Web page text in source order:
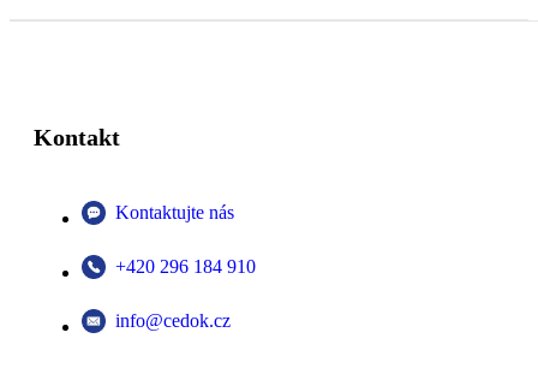
Kontakt
Kontaktujte nás
+420 296 184 910
info@cedok.cz